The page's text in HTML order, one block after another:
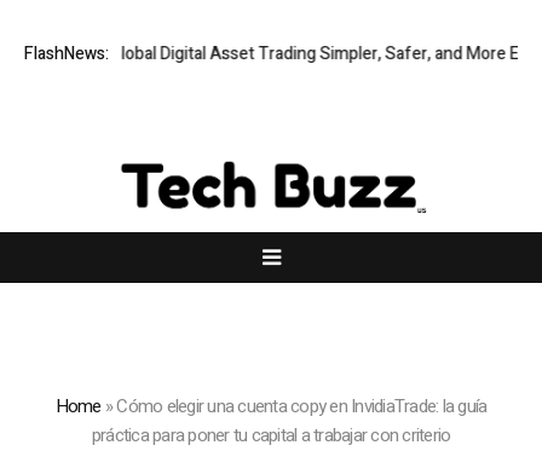
FlashNews:
Making Global Digital Asset Trading Simpler, Safer, and More Efficient
Home »Cómo elegir una cuenta copy en InvidiaTrade: la guía
práctica para poner tu capital a trabajar con criterio